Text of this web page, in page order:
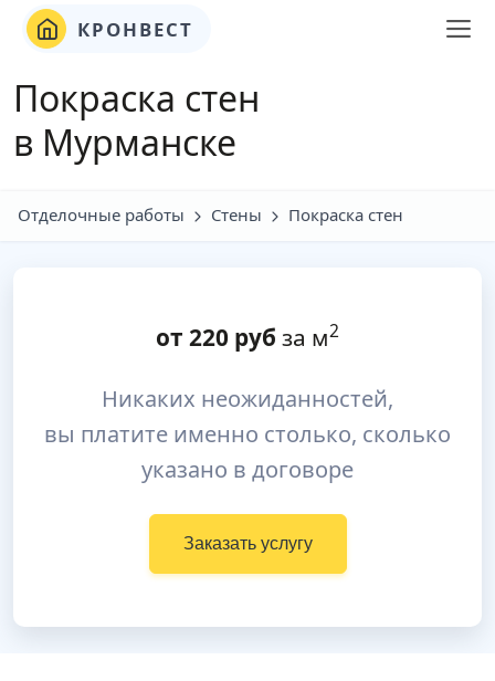
КРОНВЕСТ
Покраска стен
в Мурманске
Отделочные работы Стены Покраска стен
от 220 руб за м2
Никаких неожиданностей,
вы платите именно столько, сколько
указано в договоре
Заказать услугу